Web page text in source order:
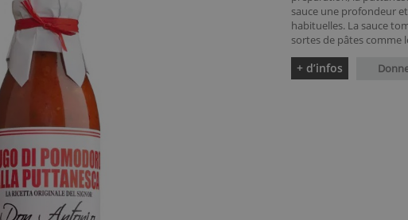
sauce une profondeur
habituelles. La sauce
sortes de pâtes comme
+ d’infos